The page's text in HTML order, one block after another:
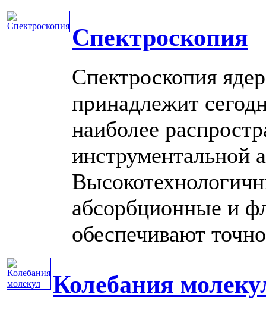
Спектроскопия
Спектроскопия
принадлежит
наиболее
инструментальной
абсорбционные и
обеспечивают
Колебания